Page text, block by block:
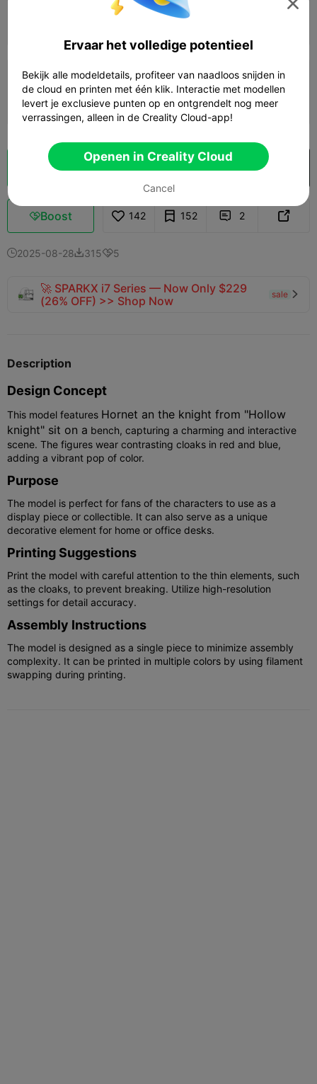
0.2mm layer, 2 walls, 15% infill
0.2mm layer, 2 walls, 15% infill
 06h 38m  1 plates  125.49g
Cloud slice Openen in Creality Cloud
Boost 142 152  2 
2025-08-283155
🚀 SPARKX i7 Series — Now Only $229
(26% OFF) >> Shop Now
sale 
Description
Design Concept
This model features Hornet an the knight from "Hollow
knight" sit on a bench, capturing a charming and interactive
scene. The figures wear contrasting cloaks in red and blue,
adding a vibrant pop of color.
Purpose
The model is perfect for fans of the characters to use as a
display piece or collectible. It can also serve as a unique
decorative element for home or office desks.
Printing Suggestions
Print the model with careful attention to the thin elements, such
as the cloaks, to prevent breaking. Utilize high-resolution
settings for detail accuracy.
Assembly Instructions
The model is designed as a single piece to minimize assembly
complexity. It can be printed in multiple colors by using filament
swapping during printing.

Ervaar het volledige potentieel
Bekijk alle modeldetails, profiteer van naadloos snijden in
de cloud en printen met één klik. Interactie met modellen
levert je exclusieve punten op en ontgrendelt nog meer
verrassingen, alleen in de Creality Cloud-app!
Openen in Creality Cloud
Cancel